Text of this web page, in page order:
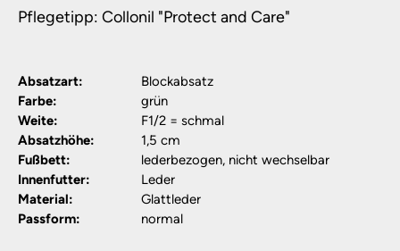
Pflegetipp: Collonil "Protect and Care"
Absatzart:
Blockabsatz
Farbe:
grün
Weite:
F1/2 = schmal
Absatzhöhe:
1,5 cm
Fußbett:
lederbezogen, nicht wechselbar
Innenfutter:
Leder
Material:
Glattleder
Passform:
normal